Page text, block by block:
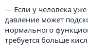
— Если у человека уже
давление может
нормального
требуется больше